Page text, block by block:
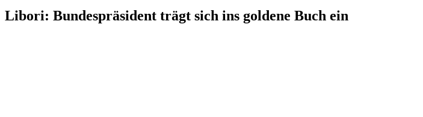
Libori: Bundespräsident trägt sich ins goldene Buch ein